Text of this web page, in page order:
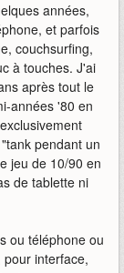
années,
et parfois
couchsurfing,
à touches. J'ai
après tout le
années '80 en
pendant un
jeu de 10/90 en
de tablette ni
ou téléphone ou
interface,